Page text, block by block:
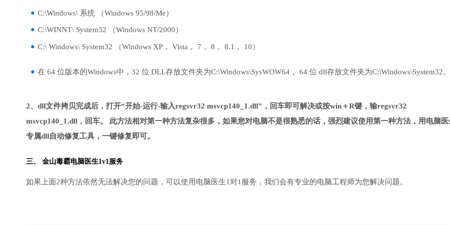
C:\Windows\ 系统 （Windows 95/98/Me）
C:\WINNT\ System32 （Windows NT/2000）
C:\ Windows\ System32 （Windows XP， Vista， 7， 8， 8.1， 10）
在 64 位版本的Windows中，32 位 DLL存放文件夹为C:\Windows\SysWOW64， 64 位 dll存放文件夹为C:\Windows\System32。
2、dll文件拷贝完成后，打开“开始-运行-输入regsvr32 msvcp140_1.dll”，回车即可解决或按win＋R键，输regsvr32
msvcp140_1.dll，回车。 此方法相对第一种方法复杂很多，如果您对电脑不是很熟悉的话，强烈建议使用第一种方法，用电脑医
专属dll自动修复工具，一键修复即可。
三、 金山毒霸电脑医生1v1服务
如果上面2种方法依然无法解决您的问题，可以使用电脑医生1对1服务，我们会有专业的电脑工程师为您解决问题。